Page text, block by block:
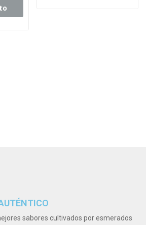
sabores cultivados por esmerados